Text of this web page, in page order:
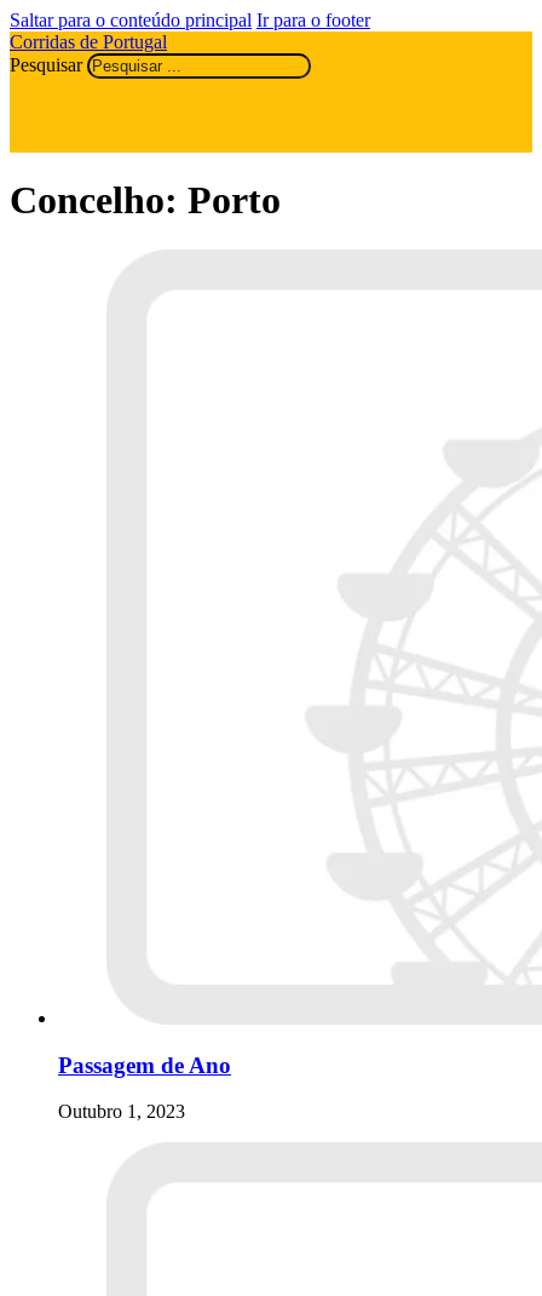
Saltar para o conteúdo principal Ir para o footer
Corridas de Portugal
Pesquisar
Concelho: Porto
Passagem de Ano
Outubro 1, 2023